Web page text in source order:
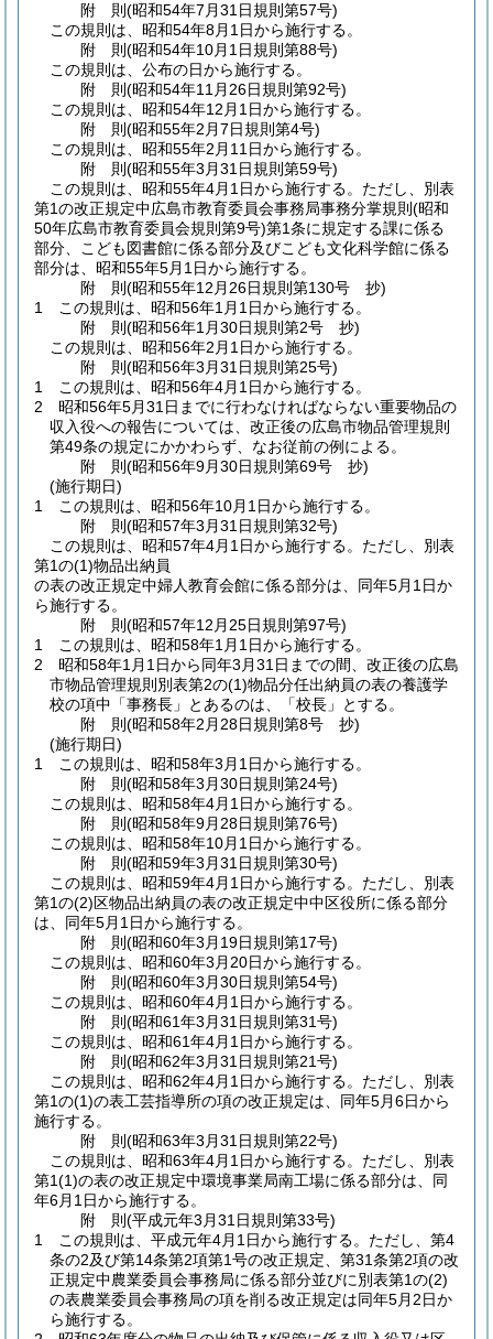
附 則(昭和54年7月31日規則第57号)
この規則は、昭和54年8月1日から施行する。
附 則(昭和54年10月1日規則第88号)
この規則は、公布の日から施行する。
附 則(昭和54年11月26日規則第92号)
この規則は、昭和54年12月1日から施行する。
附 則(昭和55年2月7日規則第4号)
この規則は、昭和55年2月11日から施行する。
附 則(昭和55年3月31日規則第59号)
この規則は、昭和55年4月1日から施行する。 ただし、別表
第1の改正規定中広島市教育委員会事務局事務分掌規則 (昭和
50年広島市教育委員会規則第9号)第1条に規定する課に係る
部分、こども図書館に係る部分及びこども文化科学館に係る
部分は、昭和55年5月1日から施行する。
附 則(昭和55年12月26日規則第130号 抄)
1
この規則は、昭和56年1月1日から施行する。
附 則(昭和56年1月30日規則第2号 抄)
この規則は、昭和56年2月1日から施行する。
附 則(昭和56年3月31日規則第25号)
1
この規則は、昭和56年4月1日から施行する。
2
昭和56年5月31日までに行わなければならない重要物品の
収入役への報告については、改正後の広島市物品管理規則
第49条の規定にかかわらず、なお従前の例による。
附 則(昭和56年9月30日規則第69号 抄)
(施行期日)
1
この規則は、昭和56年10月1日から施行する。
附 則(昭和57年3月31日規則第32号)
この規則は、昭和57年4月1日から施行する。 ただし、別表
第1の(1)物品出納員
の表の改正規定中婦人教育会館に係る部分は、同年5月1日か
ら施行する。
附 則(昭和57年12月25日規則第97号)
1
この規則は、昭和58年1月1日から施行する。
2
昭和58年1月1日から同年3月31日までの間、改正後の広島
市物品管理規則別表第2の(1)物品分任出納員の表の養護学
校の項中「事務長」とあるのは、「校長」とする。
附 則(昭和58年2月28日規則第8号 抄)
(施行期日)
1
この規則は、昭和58年3月1日から施行する。
附 則(昭和58年3月30日規則第24号)
この規則は、昭和58年4月1日から施行する。
附 則(昭和58年9月28日規則第76号)
この規則は、昭和58年10月1日から施行する。
附 則(昭和59年3月31日規則第30号)
この規則は、昭和59年4月1日から施行する。 ただし、別表
第1の(2)区物品出納員の表の改正規定中中区役所に係る部分
は、同年5月1日から施行する。
附 則(昭和60年3月19日規則第17号)
この規則は、昭和60年3月20日から施行する。
附 則(昭和60年3月30日規則第54号)
この規則は、昭和60年4月1日から施行する。
附 則(昭和61年3月31日規則第31号)
この規則は、昭和61年4月1日から施行する。
附 則(昭和62年3月31日規則第21号)
この規則は、昭和62年4月1日から施行する。 ただし、別表
第1の(1)の表工芸指導所の項の改正規定は、同年5月6日から
施行する。
附 則(昭和63年3月31日規則第22号)
この規則は、昭和63年4月1日から施行する。 ただし、別表
第1(1)の表の改正規定中環境事業局南工場に係る部分は、同
年6月1日から施行する。
附 則(平成元年3月31日規則第33号)
1
この規則は、平成元年4月1日から施行する。 ただし、第4
条の2及び第14条第2項第1号の改正規定、第31条第2項の改
正規定中農業委員会事務局に係る部分並びに別表第1の(2)
の表農業委員会事務局の項を削る改正規定は同年5月2日か
ら施行する。